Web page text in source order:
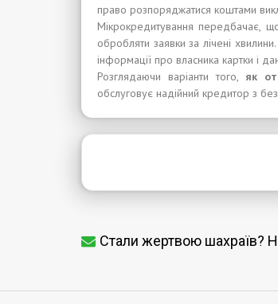
право розпоряджатися коштами
Мікрокредитування передбачає,
обробляти заявки за лічені
інформації про власника картки і
Розглядаючи варіанти того, як
обслуговує надійний кредитор з
Стали жертвою шахраїв?